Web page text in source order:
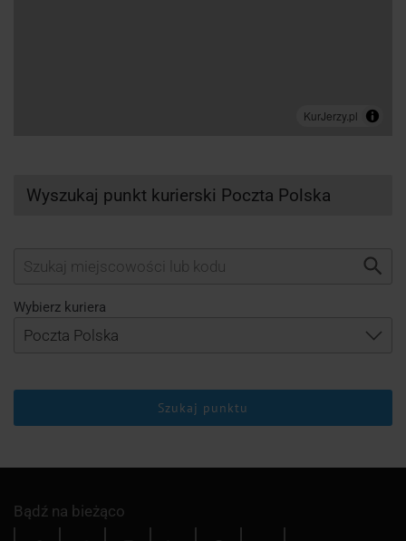
Wyszukaj punkt kurierski Poczta Polska
Wybierz kuriera
Szukaj punktu
Bądź na bieżąco